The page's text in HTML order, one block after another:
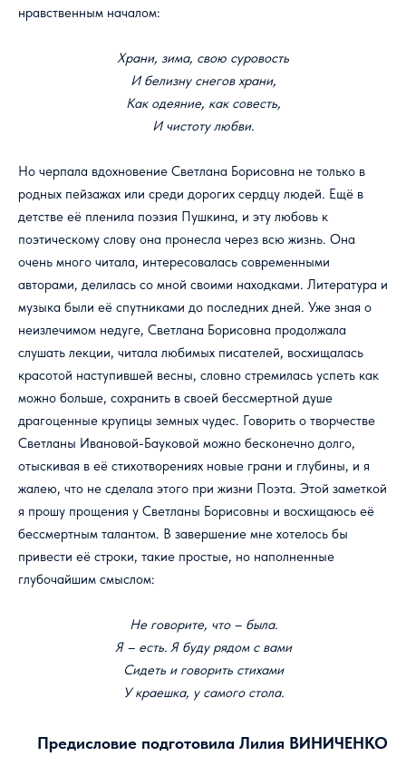
нравственным началом:
Храни, зима, свою суровость
И белизну снегов храни,
Как одеяние, как совесть,
И чистоту любви.
Но черпала вдохновение Светлана Борисовна не только в
родных пейзажах или среди дорогих сердцу людей. Ещё в
детстве её пленила поэзия Пушкина, и эту любовь к
поэтическому слову она пронесла через всю жизнь. Она
очень много читала, интересовалась современными
авторами, делилась со мной своими находками. Литература и
музыка были её спутниками до последних дней. Уже зная о
неизлечимом недуге, Светлана Борисовна продолжала
слушать лекции, читала любимых писателей, восхищалась
красотой наступившей весны, словно стремилась успеть как
можно больше, сохранить в своей бессмертной душе
драгоценные крупицы земных чудес. Говорить о творчестве
Светланы Ивановой-Бауковой можно бесконечно долго,
отыскивая в её стихотворениях новые грани и глубины, и я
жалею, что не сделала этого при жизни Поэта. Этой заметкой
я прошу прощения у Светланы Борисовны и восхищаюсь её
бессмертным талантом. В завершение мне хотелось бы
привести её строки, такие простые, но наполненные
глубочайшим смыслом:
Не говорите, что – была.
Я – есть. Я буду рядом с вами
Сидеть и говорить стихами
У краешка, у самого стола.
Предисловие подготовила Лилия ВИНИЧЕНКО